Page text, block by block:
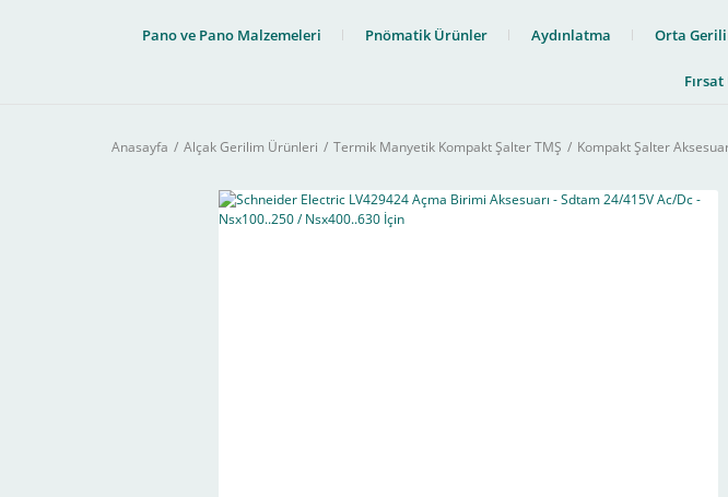
Pano ve Pano Malzemeleri Pnömatik Ürünler Aydınlatma Orta
Anasayfa Alçak Gerilim Ürünleri Termik Manyetik Kompakt Şalter TMŞ Kompakt Şalter